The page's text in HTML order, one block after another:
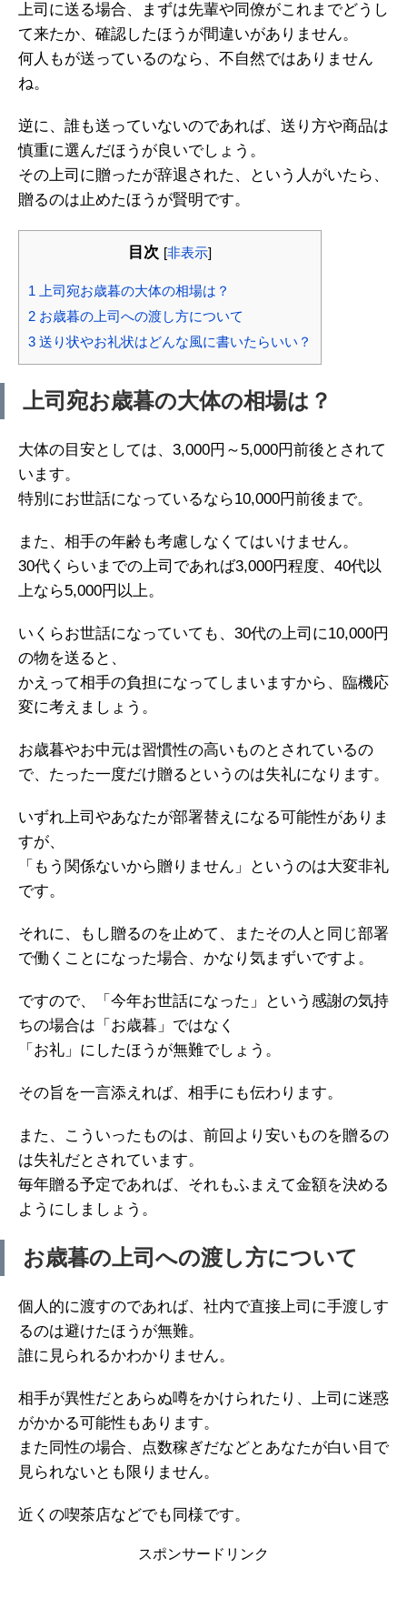
上司に送る場合、まずは先輩や同僚がこれまでどうし
て来たか、確認したほうが間違いがありません。
何人もが送っているのなら、不自然ではありません
ね。
逆に、誰も送っていないのであれば、送り方や商品は
慎重に選んだほうが良いでしょう。
その上司に贈ったが辞退された、という人がいたら、
贈るのは止めたほうが賢明です。
目次 [非表示]
1 上司宛お歳暮の大体の相場は？
2 お歳暮の上司への渡し方について
3 送り状やお礼状はどんな風に書いたらいい？
上司宛お歳暮の大体の相場は？
大体の目安としては、3,000円～5,000円前後とされて
います。
特別にお世話になっているなら10,000円前後まで。
また、相手の年齢も考慮しなくてはいけません。
30代くらいまでの上司であれば3,000円程度、40代以
上なら5,000円以上。
いくらお世話になっていても、30代の上司に10,000円
の物を送ると、
かえって相手の負担になってしまいますから、臨機応
変に考えましょう。
お歳暮やお中元は習慣性の高いものとされているの
で、たった一度だけ贈るというのは失礼になります。
いずれ上司やあなたが部署替えになる可能性がありま
すが、
「もう関係ないから贈りません」というのは大変非礼
です。
それに、もし贈るのを止めて、またその人と同じ部署
で働くことになった場合、かなり気まずいですよ。
ですので、「今年お世話になった」という感謝の気持
ちの場合は「お歳暮」ではなく
「お礼」にしたほうが無難でしょう。
その旨を一言添えれば、相手にも伝わります。
また、こういったものは、前回より安いものを贈るの
は失礼だとされています。
毎年贈る予定であれば、それもふまえて金額を決める
ようにしましょう。
お歳暮の上司への渡し方について
個人的に渡すのであれば、社内で直接上司に手渡しす
るのは避けたほうが無難。
誰に見られるかわかりません。
相手が異性だとあらぬ噂をかけられたり、上司に迷惑
がかかる可能性もあります。
また同性の場合、点数稼ぎだなどとあなたが白い目で
見られないとも限りません。
近くの喫茶店などでも同様です。
スポンサードリンク